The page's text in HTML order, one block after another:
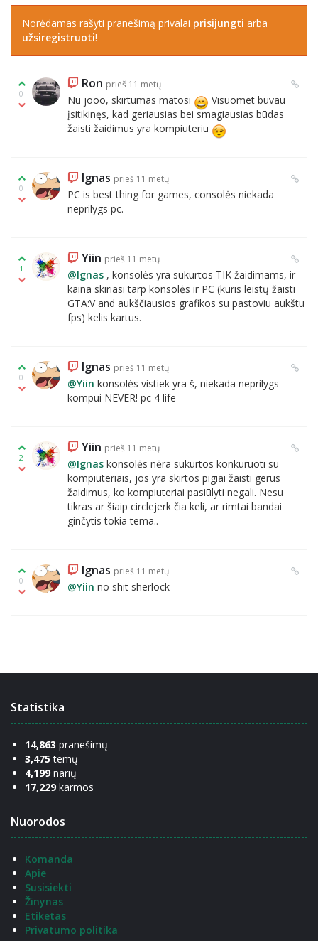
Norėdamas rašyti pranešimą privalai prisijungti arba
užsiregistruoti!
0
Ron prieš 11 metų
Nu jooo, skirtumas matosi
Visuomet buvau
įsitikinęs, kad geriausias bei smagiausias būdas
žaisti žaidimus yra kompiuteriu
0
Ignas prieš 11 metų
PC is best thing for games, consolės niekada
neprilygs pc.
1
Yiin prieš 11 metų
@Ignas , konsolės yra sukurtos TIK žaidimams, ir
kaina skiriasi tarp konsolės ir PC (kuris leistų žaisti
GTA:V and aukščiausios grafikos su pastoviu aukštu
fps) kelis kartus.
0
Ignas prieš 11 metų
@Yiin konsolės vistiek yra š, niekada neprilygs
kompui NEVER! pc 4 life
2
Yiin prieš 11 metų
@Ignas konsolės nėra sukurtos konkuruoti su
kompiuteriais, jos yra skirtos pigiai žaisti gerus
žaidimus, ko kompiuteriai pasiūlyti negali. Nesu
tikras ar šiaip circlejerk čia keli, ar rimtai bandai
ginčytis tokia tema..
0
Ignas prieš 11 metų
@Yiin no shit sherlock
Statistika
14,863 pranešimų
3,475 temų
4,199 narių
17,229 karmos
Nuorodos
Komanda
Apie
Susisiekti
Žinynas
Etiketas
Privatumo politika